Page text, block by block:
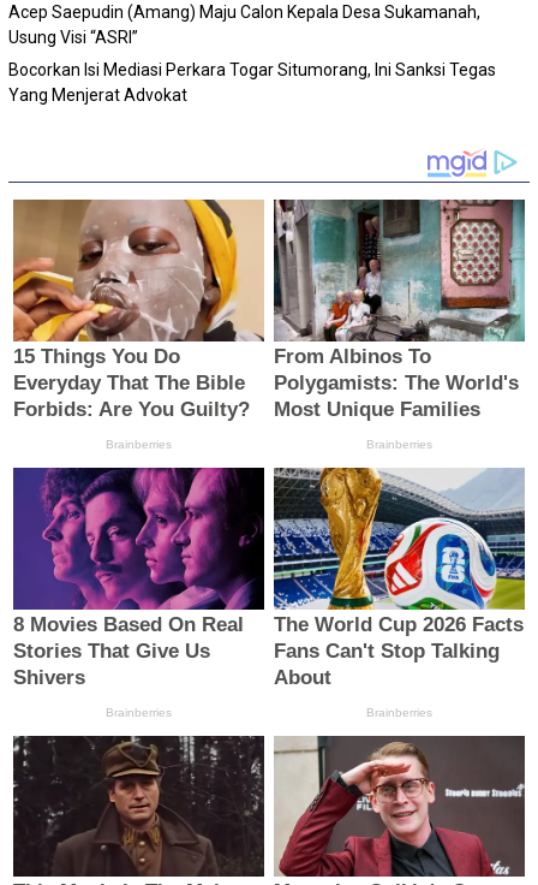
Acep Saepudin (Amang) Maju Calon Kepala Desa Sukamanah,
Usung Visi “ASRI”
Bocorkan Isi Mediasi Perkara Togar Situmorang, Ini Sanksi Tegas
Yang Menjerat Advokat